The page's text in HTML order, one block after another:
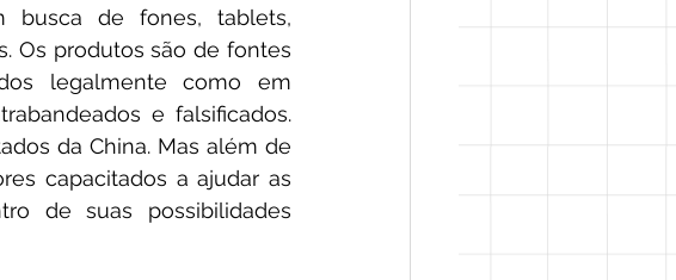
busca de fones, tablets,
Os produtos são de fontes
legalmente como em
e falsificados.
da China. Mas além de
capacitados a ajudar as
de suas possibilidades